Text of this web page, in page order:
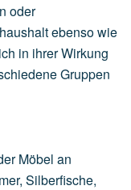
oder
ebenso wie
in ihrer Wirkung
Gruppen
Möbel an
Silberfische,